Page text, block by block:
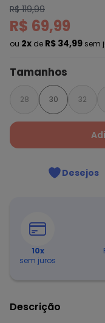
R$ 119,99
R$ 69,99
ou 2x de R$ 34,99 sem
Tamanhos
28 30 32
Desejos
10x
sem juros
Descrição